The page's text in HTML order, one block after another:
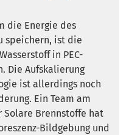
die Energie des
speichern, ist die
in PEC-
Die Aufskalierung
ist allerdings noch
Ein Team am
Solare Brennstoffe hat
Bildgebung und